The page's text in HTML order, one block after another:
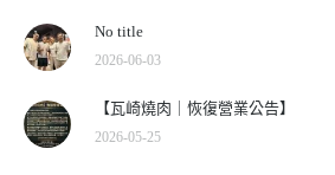
No title
2026-06-03
【瓦崎燒肉｜恢復營業公告】
2026-05-25